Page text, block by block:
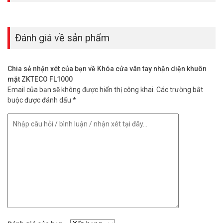
– Hỗ trợ chế độ lối đi – mở của bình thường.
– Hỗ trợ truy vấn mở cửa và thao tác không hợp lệ.
– Đầu đọc thẻ ID 125 khz (tùy chọn).
– Đầu đọc thẻ Mifare 13.56mhz (tùy chọn).
– Remote mở cửa (tùy chọn).
Đánh giá về sản phẩm
Chia sẻ nhận xét của bạn về Khóa cửa vân tay nhận diện khuôn
mặt ZKTECO FL1000
Email của bạn sẽ không được hiển thị công khai. Các trường bắt
buộc được đánh dấu *